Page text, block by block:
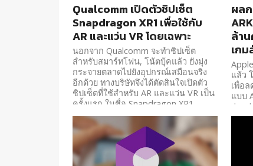
Qualcomm เปิดตัวชิปเซ็ต
Snapdragon XR1 เพื่อใช้กับ
AR และแว่น VR โดยเฉพาะ
นอกจาก Qualcomm จะทำชิปเซ็ต
สำหรับสมาร์ทโฟน, โน้ตบุ้คแล้ว ยังมุ่ง
กระจายตลาดไปยังอุปกรณ์เสมือนจริง
อีกด้วย ทางบริษัทจึงได้ตัดสินใจเปิดตัว
ชิปเซ็ตที่ใช้สำหรับ AR และแว่น VR เป็น
ครั้งแรก ในชื่อ Snapdragon XR1
ผล
ล้า
เกม
แล้ว
เพื่อ
แบบ
ว่าแ
ยังไง